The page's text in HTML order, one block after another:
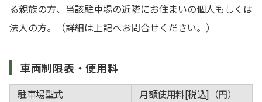
る親族の方、当該駐車場の近隣にお住まいの個人もしくは
法人の方。（詳細は上記へお問合せください。）
車両制限表・使用料
駐車場型式
月額使用料[税込]（円）